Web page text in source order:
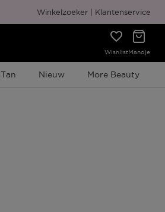
cadeauverpakking
Winkelzoeker Klantenservice
WishlistMandje
Nieuw More Beauty